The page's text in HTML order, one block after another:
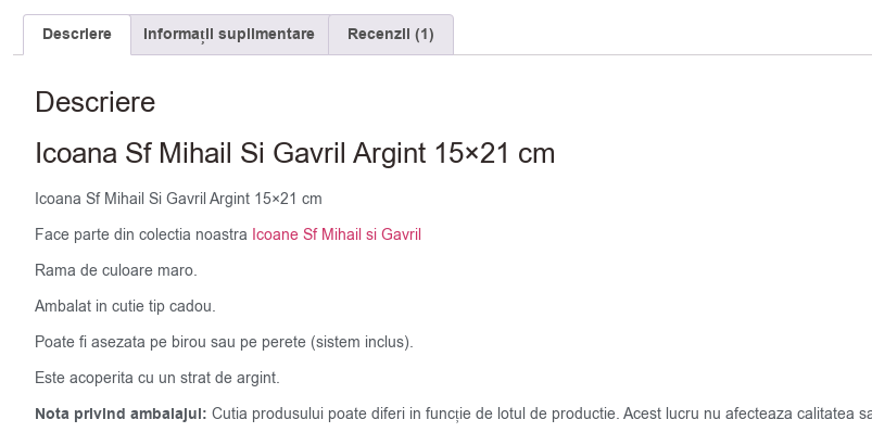
Descriere Informații suplimentare Recenzii (1)
Descriere
Icoana Sf Mihail Si Gavril Argint 15×21 cm
Icoana Sf Mihail Si Gavril Argint 15×21 cm
Face parte din colectia noastra Icoane Sf Mihail si Gavril
Rama de culoare maro.
Ambalat in cutie tip cadou.
Poate fi asezata pe birou sau pe perete (sistem inclus).
Este acoperita cu un strat de argint.
Nota privind ambalajul: Cutia produsului poate diferi in funcție de lotul de productie. Acest lucru nu afecteaza calitatea